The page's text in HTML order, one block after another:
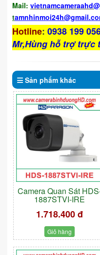
Mail: vietnamcameraahd
t
Hotline: 0938 199
Mr,Hùng hỗ trợ trực
Sản phẩm khác
Camera Quan Sát
1887STVI-IRE
1.718.400 đ
Giỏ hàng